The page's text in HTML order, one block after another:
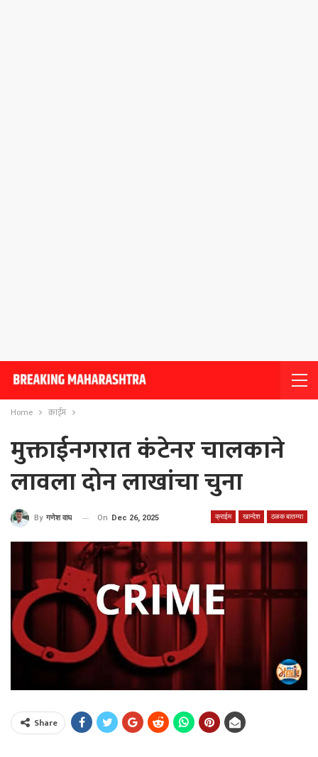
Home क्राईम
मुक्ताईनगरात कंटेनर चालकाने
लावला दोन लाखांचा चुना
क्राईम खान्देश ठळक बातम्या
By गणेश वाघ On Dec 26, 2025
Share